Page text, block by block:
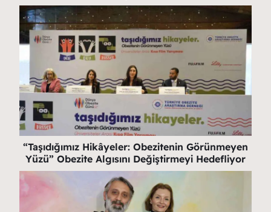
“Taşıdığımız Hikâyeler: Obezitenin Görünmeyen
Yüzü” Obezite Algısını Değiştirmeyi Hedefliyor